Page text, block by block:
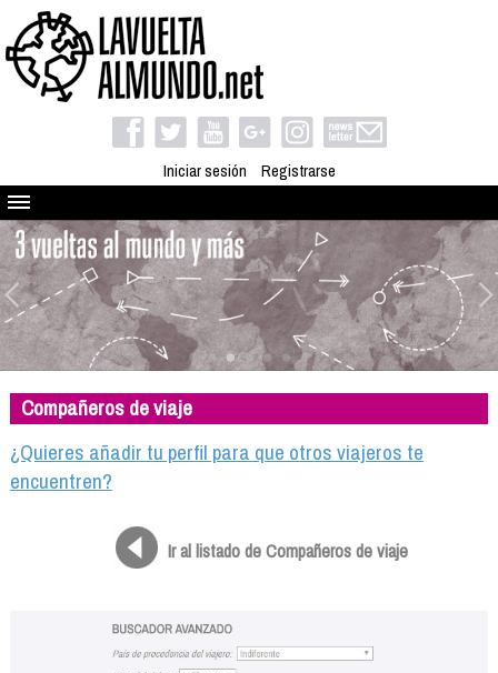
Iniciar sesión Registrarse
Quienes somos
El proyecto
Blog
Viaja con nosotros
Camino solidario
Libros
Compañeros de viaje
Compañeros de viaje
¿Quieres añadir tu perfil para que otros viajeros te
encuentren?
Ir al listado de Compañeros de viaje